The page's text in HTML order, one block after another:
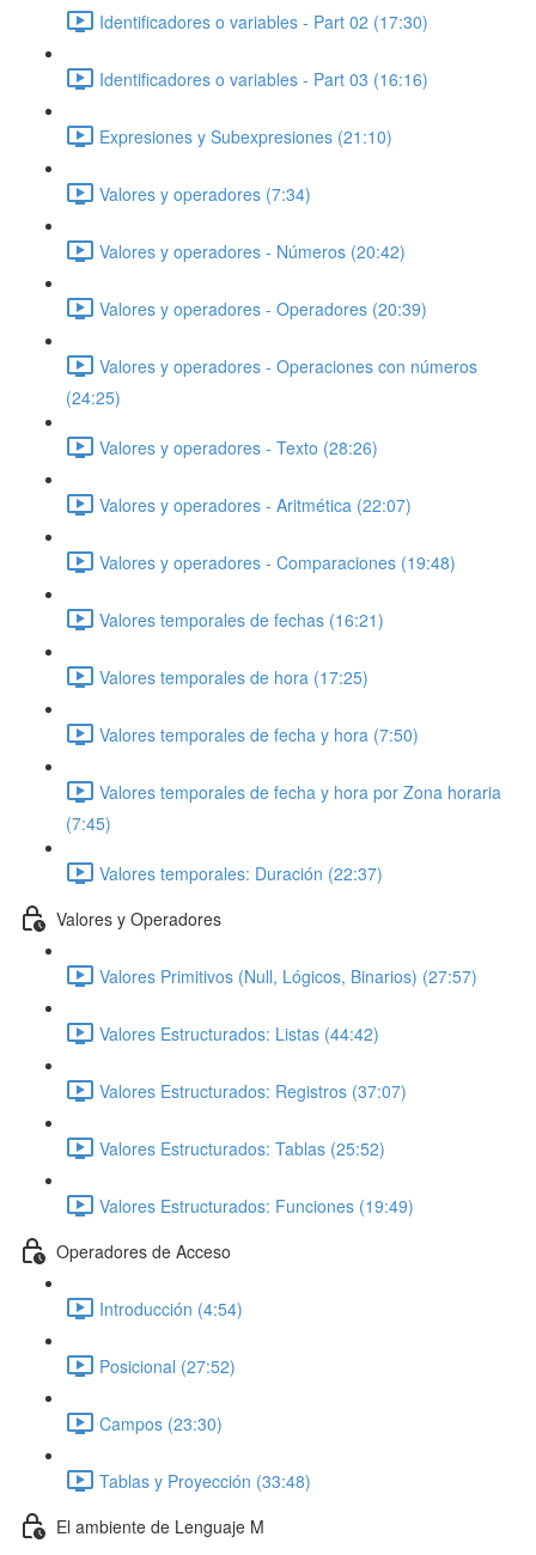
Identificadores o variables - Part 02 (17:30)
Identificadores o variables - Part 03 (16:16)
Expresiones y Subexpresiones (21:10)
Valores y operadores (7:34)
Valores y operadores - Números (20:42)
Valores y operadores - Operadores (20:39)
Valores y operadores - Operaciones con números
(24:25)
Valores y operadores - Texto (28:26)
Valores y operadores - Aritmética (22:07)
Valores y operadores - Comparaciones (19:48)
Valores temporales de fechas (16:21)
Valores temporales de hora (17:25)
Valores temporales de fecha y hora (7:50)
Valores temporales de fecha y hora por Zona horaria
(7:45)
Valores temporales: Duración (22:37)
Valores y Operadores
Valores Primitivos (Null, Lógicos, Binarios) (27:57)
Valores Estructurados: Listas (44:42)
Valores Estructurados: Registros (37:07)
Valores Estructurados: Tablas (25:52)
Valores Estructurados: Funciones (19:49)
Operadores de Acceso
Introducción (4:54)
Posicional (27:52)
Campos (23:30)
Tablas y Proyección (33:48)
El ambiente de Lenguaje M